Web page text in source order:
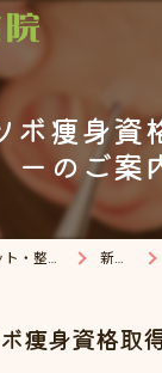
ボ痩身資
ーのご案
甲賀市でダイエット・整体院ならはな整体院 新着情報
痩身資格取